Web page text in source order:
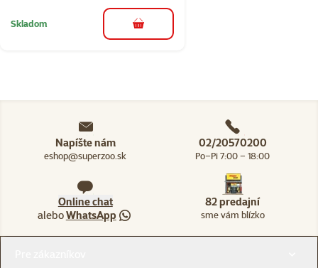
Skladom do košíka
Napíšte nám
eshop@superzoo.sk
02/20570200
Po–Pi 7:00 – 18:00
Online chat
aleboWhatsApp
82 predajní
sme vám blízko